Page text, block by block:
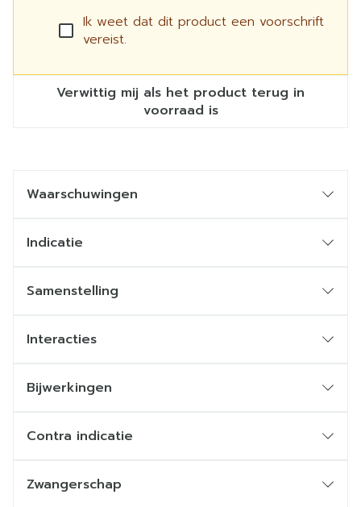
Ik weet dat dit product een voorschrift
vereist.
Verwittig mij als het product terug in
voorraad is
Waarschuwingen
Indicatie
Samenstelling
Interacties
Bijwerkingen
Contra indicatie
Zwangerschap